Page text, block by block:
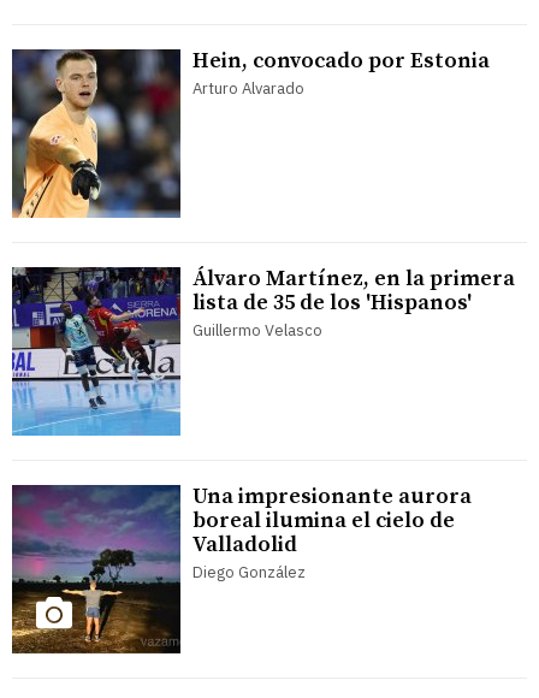
Hein, convocado por Estonia
Arturo Alvarado
Álvaro Martínez, en la primera
lista de 35 de los 'Hispanos'
Guillermo Velasco
Una impresionante aurora
boreal ilumina el cielo de
Valladolid
Diego González